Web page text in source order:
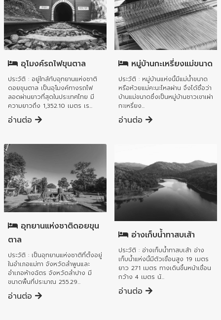
อำเภอแม่ทา
อุโมงค์รถไฟขุนตาล
ประวัติ : อยู่ใกล้กับอุทยานแห่งชาติ
ดอยขุนตาล เป็นอุโมงค์ทางรถไฟ
ลอดผ่านยาวที่สุดในประเทศไทย มี
ความยาวถึง 1,352.10 เมตร เร...
อ่านต่อ
อำเภอแม่ทา
หมู่บ้านกะเหรี่ยงแม่ขนาด
ประวัติ : หมู่บ้านแห่งนี้มีแม่น้ำขนาด
หรือห้วยแม่คะนะไหลผ่าน จึงได้ชื่อว่า
บ้านแม่ขนาดซึ่งเป็นหมู่บ้านชาวเขาเผ่า
กะเหรี่ยง...
อ่านต่อ
อำเภอแม่ทา
อุทยานแห่งชาติดอยขุน
ตาล
ประวัติ : เป็นอุทยานแห่งชาติที่ตั้งอยู่
ในอำเภอแม่ทา จังหวัดลำพูนและ
อำเภอห้างฉัตร จังหวัดลำปาง มี
ขนาดพื้นที่ประมาณ 255.29...
อ่านต่อ
อ่างเก็บน้ำทาสบเส้า
ประวัติ : อ่างเก็บน้ำทาสบเส้า อ่าง
เก็บน้ำแห่งนี้มีตัวเขื่อนสูง 19 เมตร
ยาว 271 เมตร ทางเดินขึ้นหน้าเขื่อน
กว้าง 4 เมตร นั...
อ่านต่อ